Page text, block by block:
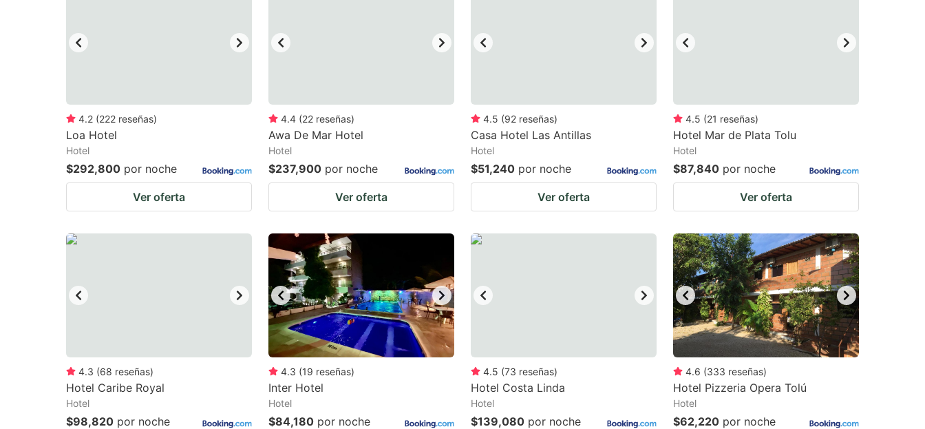
keyboard
shortcuts
for
changing
dates.
keyboard
shortcuts
for
changing
4.2 (222 reseñas)
Loa Hotel
Hotel
$292,800 por noche
Ver oferta
4.4 (22 reseñas)
Awa De Mar Hotel
Hotel
$237,900 por noche
Ver oferta
4.5 (92 reseñas)
Casa Hotel Las Antillas
Hotel
$51,240 por noche
Ver oferta
4.5 (21 reseñas)
Hotel Mar de Plata Tolu
Hotel
$87,840 por noche
Ver oferta
4.3 (68 reseñas)
Hotel Caribe Royal
Hotel
$98,820 por noche
4.3 (19 reseñas)
Inter Hotel
Hotel
$84,180 por noche
4.5 (73 reseñas)
Hotel Costa Linda
Hotel
$139,080 por noche
4.6 (333 reseñas)
Hotel Pizzeria Opera Tolú
Hotel
$62,220 por noche